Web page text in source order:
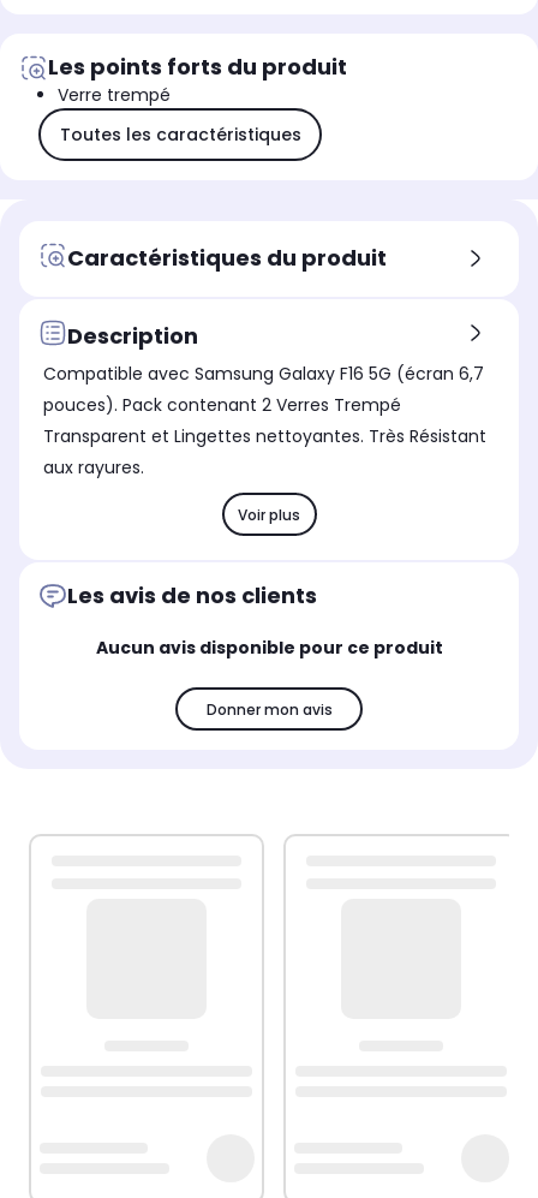
Les points forts du produit
Verre trempé
Toutes les caractéristiques
Caractéristiques du produit
Description
Compatible avec Samsung Galaxy F16 5G (écran 6,7
pouces). Pack contenant 2 Verres Trempé
Transparent et Lingettes nettoyantes. Très Résistant
aux rayures.
Voir plus
Les avis de nos clients
Aucun avis disponible pour ce produit
Donner mon avis